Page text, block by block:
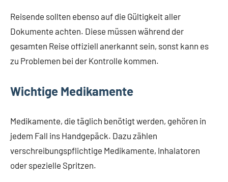
Reisende sollten ebenso auf die Gültigkeit aller
Dokumente achten. Diese müssen während der
gesamten Reise offiziell anerkannt sein, sonst kann es
zu Problemen bei der Kontrolle kommen.
Wichtige Medikamente
Medikamente, die täglich benötigt werden, gehören in
jedem Fall ins Handgepäck. Dazu zählen
verschreibungspflichtige Medikamente, Inhalatoren
oder spezielle Spritzen.